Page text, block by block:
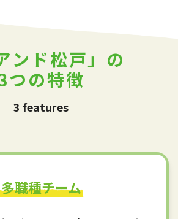
ンド松戸」の
つの特徴
3 features
多職種チーム